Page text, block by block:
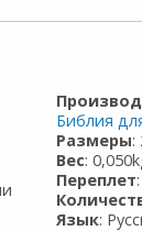
Библия
Размеры:
Вес:
Переплет
Язык: